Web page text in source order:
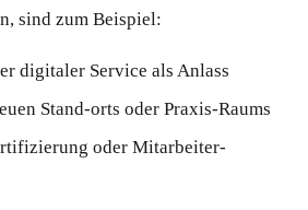
sind zum Beispiel:
digitaler Service als Anlass
Stand-orts oder Praxis-Raums
oder Mitarbeiter-